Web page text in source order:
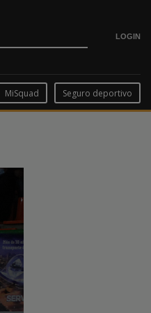
LOGIN
MiSquad Seguro deportivo